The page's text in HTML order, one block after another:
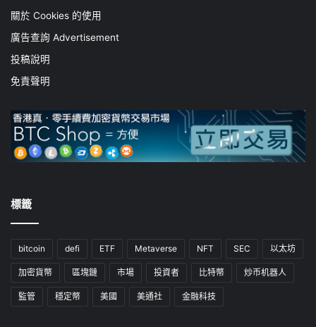
關於 Cookies 的使用
廣告查詢 Advertisement
投稿說明
免責聲明
標籤
bitcoin defi ETF Metaverse NFT SEC 以太坊
加密貨幣 區塊鏈 市場 投資者 比特幣 炒币机器人
監管 穩定幣 美國 美通社 金融科技